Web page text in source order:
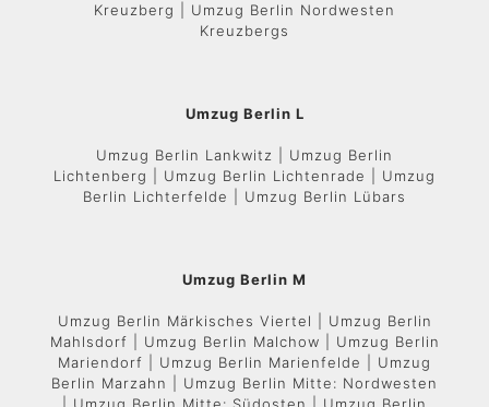
Kreuzberg | Umzug Berlin Nordwesten
Kreuzbergs
Umzug Berlin L
Umzug Berlin Lankwitz | Umzug Berlin
Lichtenberg | Umzug Berlin Lichtenrade | Umzug
Berlin Lichterfelde | Umzug Berlin Lübars
Umzug Berlin M
Umzug Berlin Märkisches Viertel | Umzug Berlin
Mahlsdorf | Umzug Berlin Malchow | Umzug Berlin
Mariendorf | Umzug Berlin Marienfelde | Umzug
Berlin Marzahn | Umzug Berlin Mitte: Nordwesten